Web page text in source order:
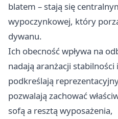
blatem – stają się
wypoczynkowej, który
dywanu.
Ich obecność wpływa na
nadają aranżacji stabilności
podkreślają
pozwalają zachować
sofą a resztą wyposażenia,